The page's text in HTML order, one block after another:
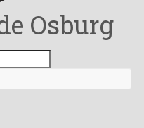
Osburg